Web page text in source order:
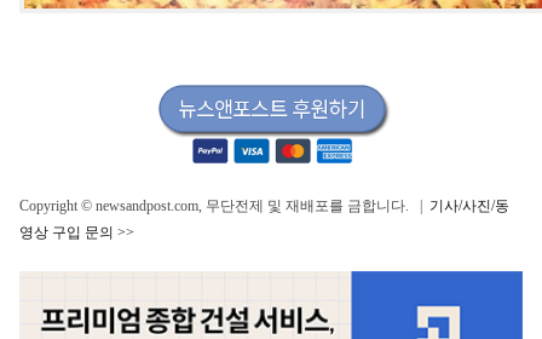
Copyright © newsandpost.com, 무단전제 및 재배포를 금합니다. | 기사/사진/동
영상 구입 문의 >>